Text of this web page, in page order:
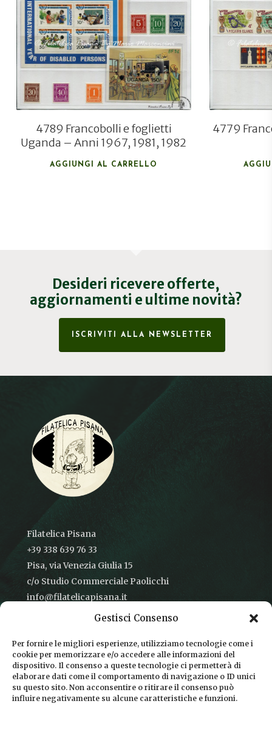
Gestisci Consenso
Per fornire le migliori esperienze, utilizziamo tecnologie come i
cookie per memorizzare e/o accedere alle informazioni del
dispositivo. Il consenso a queste tecnologie ci permetterà di
elaborare dati come il comportamento di navigazione o ID unici
su questo sito. Non acconsentire o ritirare il consenso può
influire negativamente su alcune caratteristiche e funzioni.
€17,00
€11,50
4789 Francobolli e foglietti
Uganda – Anni 1967, 1981, 1982
AGGIUNGI AL CARRELLO
4779
Desideri ricevere offerte,
aggiornamenti e ultime novità?
ISCRIVITI ALLA NEWSLETTER
Filatelica Pisana
+39 338 639 76 33
Pisa, via Venezia Giulia 15
c/o Studio Commerciale Paolicchi
info@filatelicapisana.it
CONDIZIONI DI VENDITA
INFORMATIVA SULLA PRIVACY
COOKIE POLICY